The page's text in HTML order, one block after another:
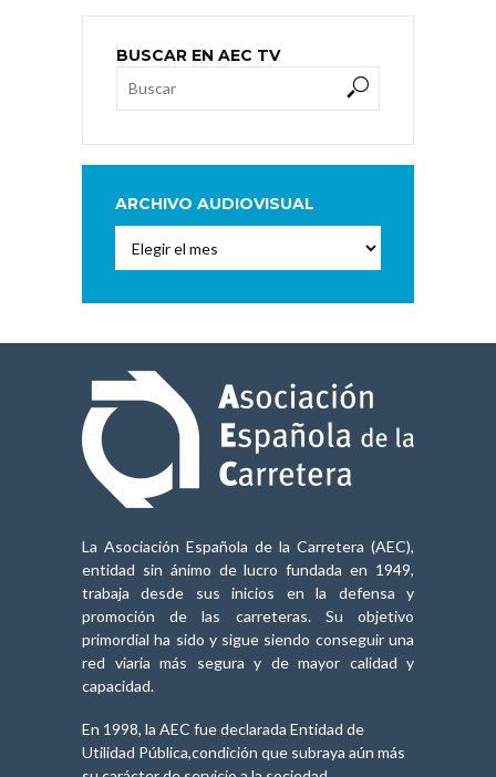
BUSCAR EN AEC TV
ARCHIVO AUDIOVISUAL
Audiovisual
La Asociación Española de la Carretera (AEC),
entidad sin ánimo de lucro fundada en 1949,
trabaja desde sus inicios en la defensa y
promoción de las carreteras. Su objetivo
primordial ha sido y sigue siendo conseguir una
red viaria más segura y de mayor calidad y
capacidad.
En 1998, la AEC fue declarada Entidad de
Utilidad Pública,condición que subraya aún más